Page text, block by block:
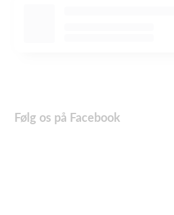
Følg os på Facebook